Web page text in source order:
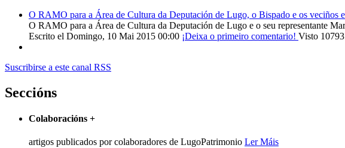
O RAMO para a Área de Cultura da Deputación de Lugo, o Bispado e os veciños
O RAMO para a Área de Cultura da Deputación de Lugo e o seu representante
Escrito el Domingo, 10 Mai 2015 00:00 ¡Deixa o primeiro comentario! Visto
Suscribirse a este canal RSS
Seccións
Colaboracións +
artigos publicados por colaboradores de LugoPatrimonio Ler Máis